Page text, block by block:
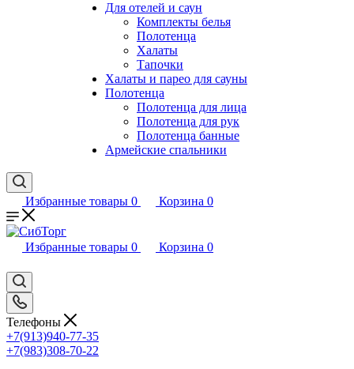
Для отелей и саун
Комплекты белья
Полотенца
Халаты
Тапочки
Халаты и парео для сауны
Полотенца
Полотенца для лица
Полотенца для рук
Полотенца банные
Армейские спальники
Избранные товары 0 Корзина 0
Избранные товары 0 Корзина 0
Телефоны
+7(913)940-77-35
+7(983)308-70-22